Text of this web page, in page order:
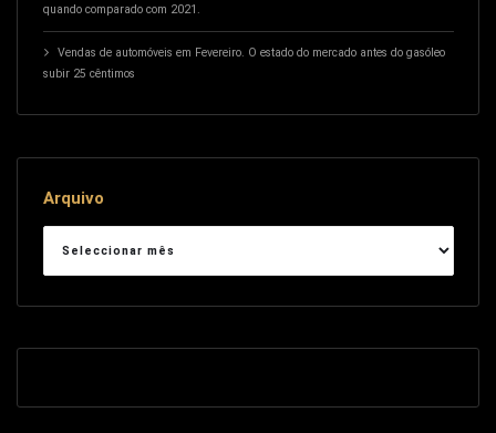
quando comparado com 2021.
Vendas de automóveis em Fevereiro. O estado do mercado antes do gasóleo
subir 25 cêntimos
Arquivo